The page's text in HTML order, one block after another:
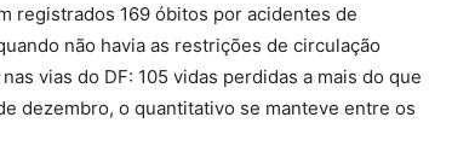
registrados 169 óbitos por acidentes de
não havia as restrições de circulação
vias do DF: 105 vidas perdidas a mais do que
dezembro, o quantitativo se manteve entre os